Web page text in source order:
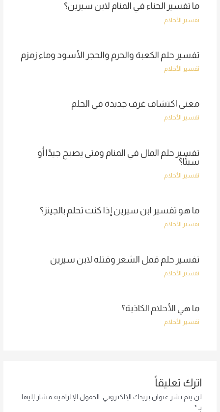
ما تفسير الحناء في المنام لابن سيرين؟
تفسير الأحلام
تفسير حلم الكعبة والحرم والحجر الأسود وماء زمزم
تفسير الأحلام
معنى اكتشاف غرف جديدة في الحلم
تفسير الأحلام
تفسير حلم المال في المنام ومتى يصبح جيدًا أو
سيئًا؟
تفسير الأحلام
ما هو تفسير ابن سيرين إذا كنت تحلم بالجينز؟
تفسير الأحلام
تفسير حلم قمل الشعر وقتله لابن سيرين
تفسير الأحلام
ما هي الأحلام الكاذبة؟
تفسير الأحلام
اترك تعليقاً
لن يتم نشر عنوان بريدك الإلكتروني.
الحقول الإلزامية مشار إليها
بـ *